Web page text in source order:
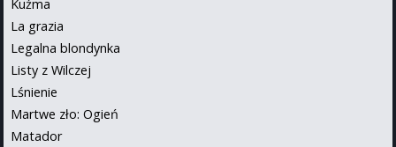
Kuźma
La grazia
Legalna blondynka
Listy z Wilczej
Lśnienie
Martwe zło: Ogień
Matador